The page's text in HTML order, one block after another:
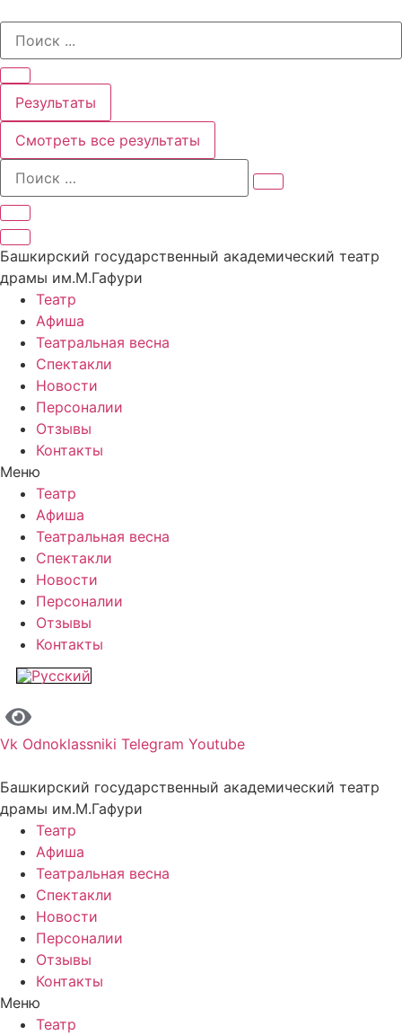
содержимому
Search
Результаты
Смотреть все результаты
Башкирский государственный академический театр
драмы им.М.Гафури
Театр
Афиша
Театральная весна
Спектакли
Новости
Персоналии
Отзывы
Контакты
Меню
Театр
Афиша
Театральная весна
Спектакли
Новости
Персоналии
Отзывы
Контакты
Vk Odnoklassniki Telegram Youtube
Башкирский государственный академический театр
драмы им.М.Гафури
Театр
Афиша
Театральная весна
Спектакли
Новости
Персоналии
Отзывы
Контакты
Меню
Театр